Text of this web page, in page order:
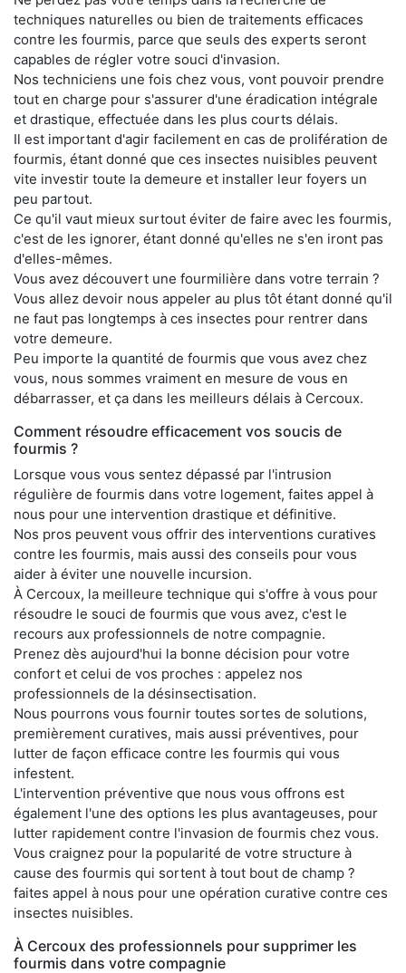
techniques naturelles ou bien de traitements efficaces
contre les fourmis, parce que seuls des experts seront
capables de régler votre souci d'invasion.
Nos techniciens une fois chez vous, vont pouvoir prendre
tout en charge pour s'assurer d'une éradication intégrale
et drastique, effectuée dans les plus courts délais.
Il est important d'agir facilement en cas de prolifération de
fourmis, étant donné que ces insectes nuisibles peuvent
vite investir toute la demeure et installer leur foyers un
peu partout.
Ce qu'il vaut mieux surtout éviter de faire avec les fourmis,
c'est de les ignorer, étant donné qu'elles ne s'en iront pas
d'elles-mêmes.
Vous avez découvert une fourmilière dans votre terrain ?
Vous allez devoir nous appeler au plus tôt étant donné qu'il
ne faut pas longtemps à ces insectes pour rentrer dans
votre demeure.
Peu importe la quantité de fourmis que vous avez chez
vous, nous sommes vraiment en mesure de vous en
débarrasser, et ça dans les meilleurs délais à Cercoux.
Comment résoudre efficacement vos soucis de
fourmis ?
Lorsque vous vous sentez dépassé par l'intrusion
régulière de fourmis dans votre logement, faites appel à
nous pour une intervention drastique et définitive.
Nos pros peuvent vous offrir des interventions curatives
contre les fourmis, mais aussi des conseils pour vous
aider à éviter une nouvelle incursion.
À Cercoux, la meilleure technique qui s'offre à vous pour
résoudre le souci de fourmis que vous avez, c'est le
recours aux professionnels de notre compagnie.
Prenez dès aujourd'hui la bonne décision pour votre
confort et celui de vos proches : appelez nos
professionnels de la désinsectisation.
Nous pourrons vous fournir toutes sortes de solutions,
premièrement curatives, mais aussi préventives, pour
lutter de façon efficace contre les fourmis qui vous
infestent.
L'intervention préventive que nous vous offrons est
également l'une des options les plus avantageuses, pour
lutter rapidement contre l'invasion de fourmis chez vous.
Vous craignez pour la popularité de votre structure à
cause des fourmis qui sortent à tout bout de champ ?
faites appel à nous pour une opération curative contre ces
insectes nuisibles.
À Cercoux des professionnels pour supprimer les
fourmis dans votre compagnie